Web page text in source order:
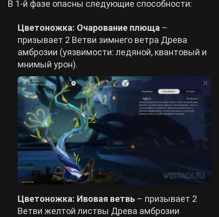
В 1-й фазе опасны следующие способности:
Цветоножка: Очарование плюща –
призывает 2 Ветви зимнего ветра Древа
амброзии (уязвимости: ледяной, квантовый и
мнимый урон).
Цветоножка: Ивовая ветвь – призывает 2
Ветви желтой листвы Древа амброзии